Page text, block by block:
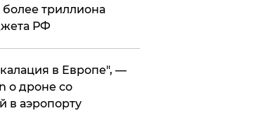
триллиона
РФ
в Европе", —
о дроне со
в аэропорту